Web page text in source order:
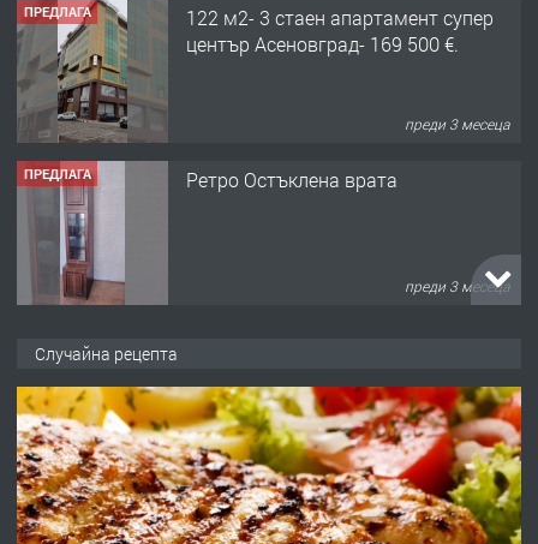
ПРЕДЛАГА
122 м2- 3 стаен апартамент супер
център Асеновград- 169 500 €.
преди 3 месеца
ПРЕДЛАГА Ретро Остъклена врата
преди 3 месеца
преди 10 месеца
ПРЕДЛАГА
Професионална броячна машина -
със сертификат от ЕЦБ
Случайна рецепта